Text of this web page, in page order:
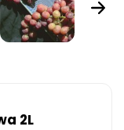
2L